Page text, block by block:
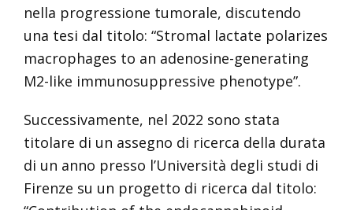
nella progressione tumorale, discutendo
una tesi dal titolo: “Stromal lactate polarizes
macrophages to an adenosine-generating
M2-like immunosuppressive phenotype”.
Successivamente, nel 2022 sono stata
titolare di un assegno di ricerca della durata
di un anno presso l’Università degli studi di
Firenze su un progetto di ricerca dal titolo: